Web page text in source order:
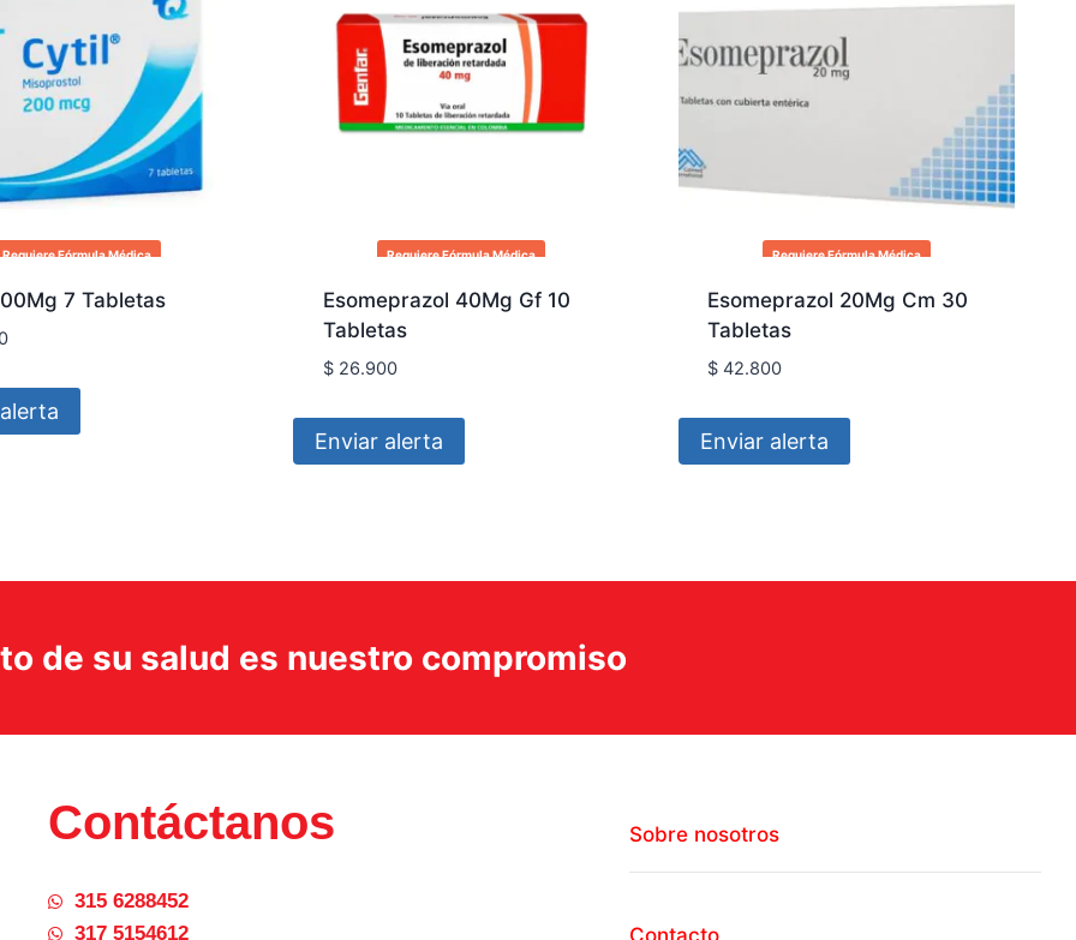
Requiere Fórmula Médica
7 Tabletas
Requiere Fórmula Médica
Esomeprazol 40Mg Gf 10
Tabletas
$26.900
Enviar alerta
Requiere Fórmula Médica
Esomeprazol 20Mg Cm 30
Tabletas
$ 42.800
Enviar alerta
de su salud es nuestro compromiso
Contáctanos
315 6288452
317 5154612
Sobre nosotros